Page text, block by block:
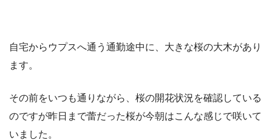
自宅からウプスへ通う通勤途中に、大きな桜の大木があり
ます。
その前をいつも通りながら、桜の開花状況を確認している
のですが昨日まで蕾だった桜が今朝はこんな感じで咲いて
いました。